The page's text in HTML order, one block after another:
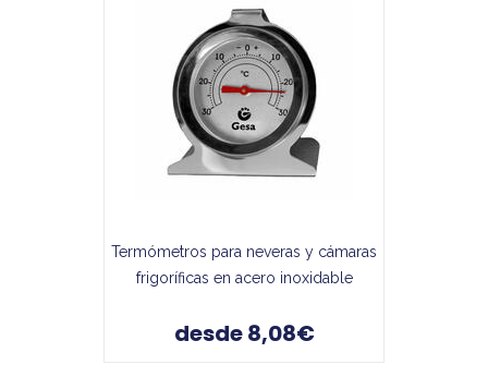
Termómetros para neveras y cámaras
frigoríficas en acero inoxidable
desde 8,08€